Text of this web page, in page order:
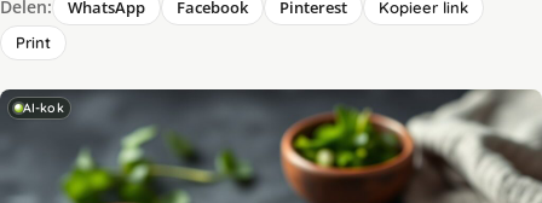
Delen: WhatsApp Facebook Pinterest
Kopieer link
Print
AI-kok